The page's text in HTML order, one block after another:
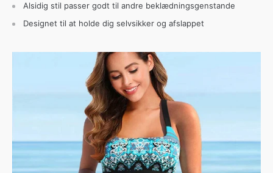
Alsidig stil passer godt til andre beklædningsgenstande
Designet til at holde dig selvsikker og afslappet